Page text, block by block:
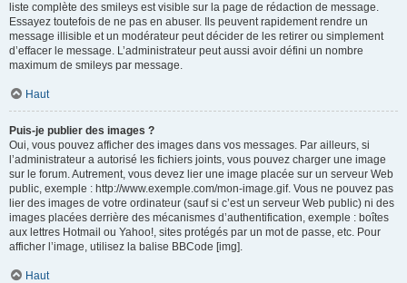
liste complète des smileys est visible sur la page de rédaction de message.
Essayez toutefois de ne pas en abuser. Ils peuvent rapidement rendre un
message illisible et un modérateur peut décider de les retirer ou simplement
d’effacer le message. L’administrateur peut aussi avoir défini un nombre
maximum de smileys par message.
Haut
Puis-je publier des images ?
Oui, vous pouvez afficher des images dans vos messages. Par ailleurs, si
l’administrateur a autorisé les fichiers joints, vous pouvez charger une image
sur le forum. Autrement, vous devez lier une image placée sur un serveur Web
public, exemple : http://www.exemple.com/mon-image.gif. Vous ne pouvez pas
lier des images de votre ordinateur (sauf si c’est un serveur Web public) ni des
images placées derrière des mécanismes d’authentification, exemple : boîtes
aux lettres Hotmail ou Yahoo!, sites protégés par un mot de passe, etc. Pour
afficher l’image, utilisez la balise BBCode [img].
Haut